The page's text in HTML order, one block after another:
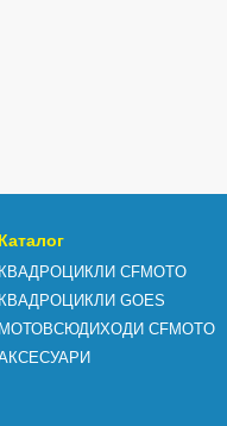
Каталог
КВАДРОЦИКЛИ CFMOTO
КВАДРОЦИКЛИ GOES
МОТОВСЮДИХОДИ CFMOTO